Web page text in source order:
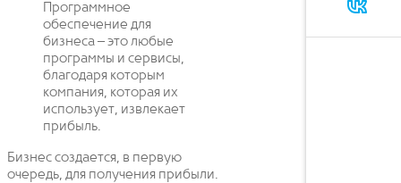
Программное
обеспечение для
бизнеса – это любые
программы и сервисы,
благодаря которым
компания, которая их
использует, извлекает
прибыль.
Бизнес создается, в первую
очередь, для получения прибыли.